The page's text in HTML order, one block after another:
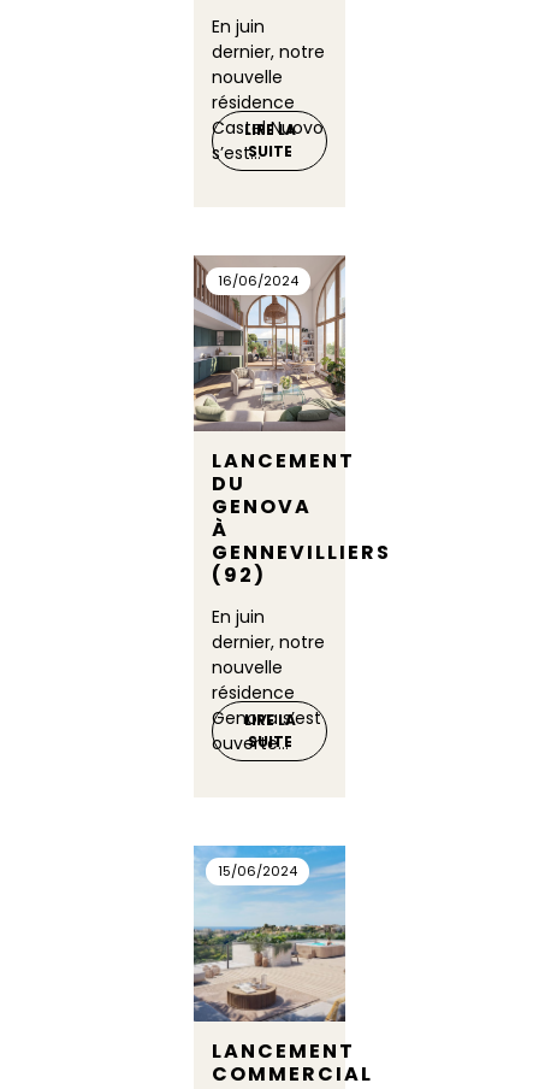
En juin
dernier, notre
nouvelle
résidence
Castel Nuovo
s’est...
LIRE LA
SUITE
16/06/2024
LANCEMENT
DU
GENOVA
À
GENNEVILLIERS
(92)
En juin
dernier, notre
nouvelle
résidence
Genova s’est
ouverte...
LIRE LA
SUITE
15/06/2024
LANCEMENT
COMMERCIAL